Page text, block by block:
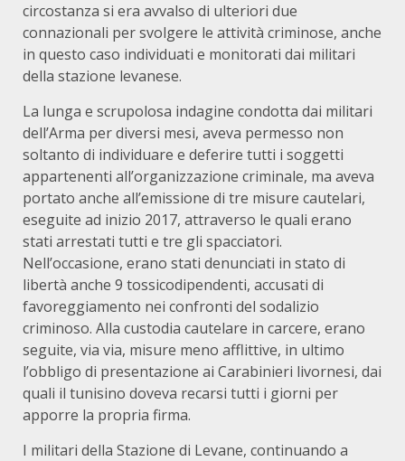
circostanza si era avvalso di ulteriori due
connazionali per svolgere le attività criminose, anche
in questo caso individuati e monitorati dai militari
della stazione levanese.
La lunga e scrupolosa indagine condotta dai militari
dell’Arma per diversi mesi, aveva permesso non
soltanto di individuare e deferire tutti i soggetti
appartenenti all’organizzazione criminale, ma aveva
portato anche all’emissione di tre misure cautelari,
eseguite ad inizio 2017, attraverso le quali erano
stati arrestati tutti e tre gli spacciatori.
Nell’occasione, erano stati denunciati in stato di
libertà anche 9 tossicodipendenti, accusati di
favoreggiamento nei confronti del sodalizio
criminoso. Alla custodia cautelare in carcere, erano
seguite, via via, misure meno afflittive, in ultimo
l’obbligo di presentazione ai Carabinieri livornesi, dai
quali il tunisino doveva recarsi tutti i giorni per
apporre la propria firma.
I militari della Stazione di Levane, continuando a